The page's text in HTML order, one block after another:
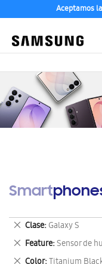
Aceptamos
Clase Galaxy S
Eliminar
este
artículo
Feature Sensor de
Eliminar
este